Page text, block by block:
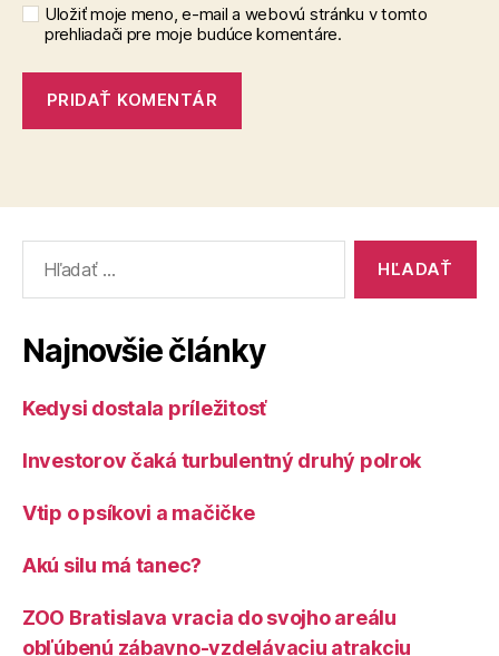
Uložiť moje meno, e-mail a webovú stránku v tomto
prehliadači pre moje budúce komentáre.
Najnovšie články
Kedysi dostala príležitosť
Investorov čaká turbulentný druhý polrok
Vtip o psíkovi a mačičke
Akú silu má tanec?
ZOO Bratislava vracia do svojho areálu
obľúbenú zábavno-vzdelávaciu atrakciu